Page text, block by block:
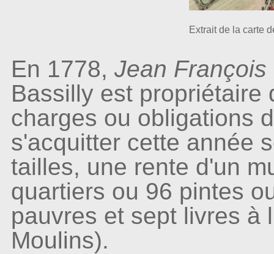
Extrait de la carte
En 1778, Jean
Bassilly est propriétaire
charges ou obligations
s'acquitter cette année
tailles, une rente d'un
quartiers ou 96 pintes
pauvres et sept livres à
Moulins).